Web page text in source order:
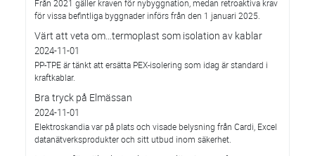
Från 2021 gäller kraven för nybyggnation, medan retroaktiva krav
för vissa befintliga byggnader införs från den 1 januari 2025.
Värt att veta om…termoplast som isolation av kablar
2024-11-01
PP-TPE är tänkt att ersätta PEX-isolering som idag är standard i
kraftkablar.
Bra tryck på Elmässan
2024-11-01
Elektroskandia var på plats och visade belysning från Cardi, Excel
datanätverksprodukter och sitt utbud inom säkerhet.